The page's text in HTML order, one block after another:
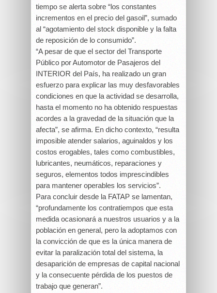
tiempo se alerta sobre “los constantes
incrementos en el precio del gasoil”, sumado
al “agotamiento del stock disponible y la falta
de reposición de lo consumido”.
“A pesar de que el sector del Transporte
Público por Automotor de Pasajeros del
INTERIOR del País, ha realizado un gran
esfuerzo para explicar las muy desfavorables
condiciones en que la actividad se desarrolla,
hasta el momento no ha obtenido respuestas
acordes a la gravedad de la situación que la
afecta”, se afirma. En dicho contexto, “resulta
imposible atender salarios, aguinaldos y los
costos erogables, tales como combustibles,
lubricantes, neumáticos, reparaciones y
seguros, elementos todos imprescindibles
para mantener operables los servicios”.
Para concluir desde la FATAP se lamentan,
“profundamente los contratiempos que esta
medida ocasionará a nuestros usuarios y a la
población en general, pero la adoptamos con
la convicción de que es la única manera de
evitar la paralización total del sistema, la
desaparición de empresas de capital nacional
y la consecuente pérdida de los puestos de
trabajo que generan”.